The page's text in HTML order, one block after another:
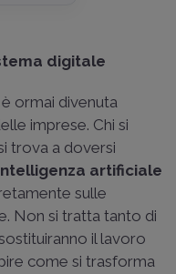
digitale
ormai divenuta
imprese. Chi si
trova a doversi
artificiale
sulle
Non si tratta tanto di
il lavoro
come si trasforma